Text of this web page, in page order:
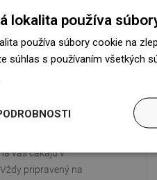
vás čakajú v
pripravený na
lokalita používa
používa súbory cookie na
súhlas s používaním všetkých